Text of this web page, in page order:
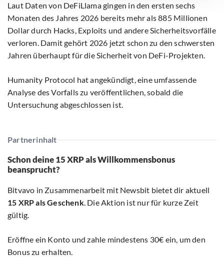
Laut Daten von DeFiLlama gingen in den ersten sechs
Monaten des Jahres 2026 bereits mehr als 885 Millionen
Dollar durch Hacks, Exploits und andere Sicherheitsvorfälle
verloren. Damit gehört 2026 jetzt schon zu den schwersten
Jahren überhaupt für die Sicherheit von DeFi-Projekten.
Humanity Protocol hat angekündigt, eine umfassende
Analyse des Vorfalls zu veröffentlichen, sobald die
Untersuchung abgeschlossen ist.
Partnerinhalt
Schon deine 15 XRP als Willkommensbonus
beansprucht?
Bitvavo in Zusammenarbeit mit Newsbit bietet dir aktuell
15 XRP als Geschenk. Die Aktion ist nur für kurze Zeit
gültig.
Eröffne ein Konto und zahle mindestens 30€ ein, um den
Bonus zu erhalten.